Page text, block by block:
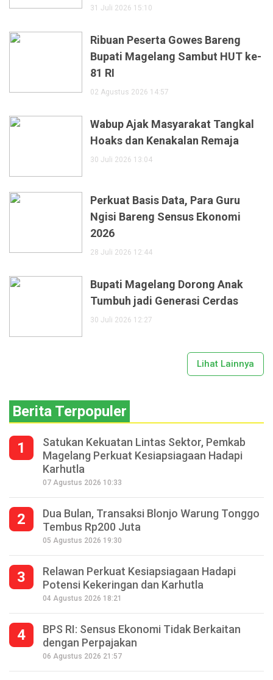
31 Juli 2026 15:10
Ribuan Peserta Gowes Bareng
Bupati Magelang Sambut HUT ke-
81 RI
02 Agustus 2026 14:57
Wabup Ajak Masyarakat Tangkal
Hoaks dan Kenakalan Remaja
30 Juli 2026 13:04
Perkuat Basis Data, Para Guru
Ngisi Bareng Sensus Ekonomi
2026
28 Juli 2026 12:44
Bupati Magelang Dorong Anak
Tumbuh jadi Generasi Cerdas
30 Juli 2026 12:27
Lihat Lainnya
Berita Terpopuler
1
Satukan Kekuatan Lintas Sektor, Pemkab
Magelang Perkuat Kesiapsiagaan Hadapi
Karhutla
07 Agustus 2026 10:33
2
Dua Bulan, Transaksi Blonjo Warung Tonggo
Tembus Rp200 Juta
05 Agustus 2026 19:30
3
Relawan Perkuat Kesiapsiagaan Hadapi
Potensi Kekeringan dan Karhutla
04 Agustus 2026 18:21
4
BPS RI: Sensus Ekonomi Tidak Berkaitan
dengan Perpajakan
06 Agustus 2026 21:57